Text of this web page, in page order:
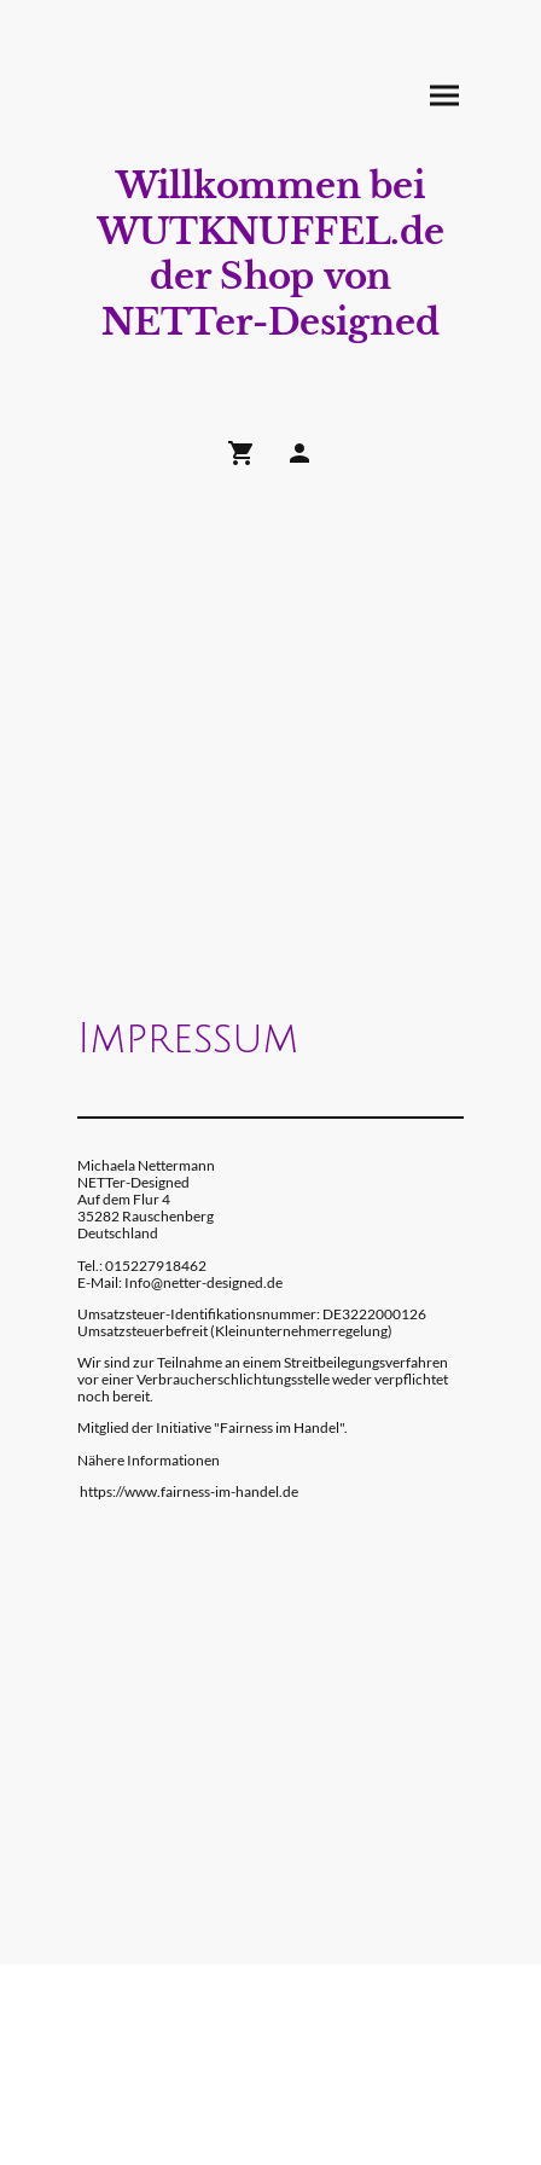
Willkommen bei
WUTKNUFFEL.de
der Shop von
NETTer-Designed
Impressum
Michaela Nettermann
NETTer-Designed
Auf dem Flur 4
35282 Rauschenberg
Deutschland
Tel.: 015227918462
E-Mail: Info@netter-designed.de
Umsatzsteuer-Identifikationsnummer: DE3222000126
Umsatzsteuerbefreit (Kleinunternehmerregelung)
Wir sind zur Teilnahme an einem Streitbeilegungsverfahren
vor einer Verbraucherschlichtungsstelle weder verpflichtet
noch bereit.
Mitglied der Initiative "Fairness im Handel".
Nähere Informationen
https://www.fairness-im-handel.de